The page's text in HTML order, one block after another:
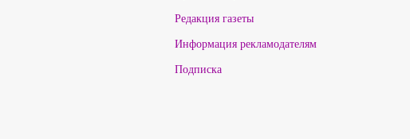
Редакция газеты
Информация рекламодателям
Подписка